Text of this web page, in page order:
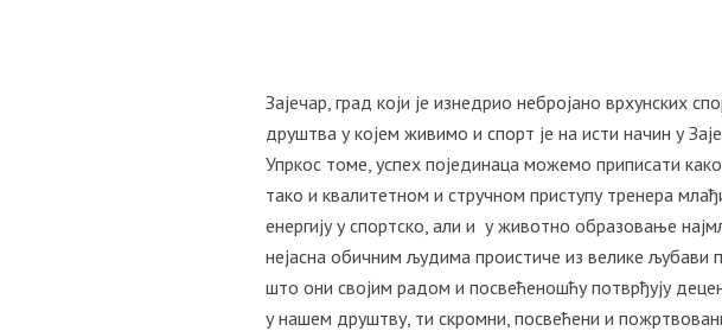
Зајечар, град који је изнедрио небројано врхунских
друштва у којем живимо и спорт је на исти начин у
Упркос томе, успех појединаца можемо приписати
тако и квалитетном и стручном приступу тренера
енергију у спортско, али и у животно образовање
нејасна обичним људима проистиче из велике љубави
што они својим радом и посвећеношћу потврђују
у нашем друштву, ти скромни, посвећени и